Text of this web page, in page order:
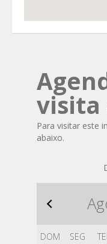
visita
Para visitar este
abaixo.
DOM SEG